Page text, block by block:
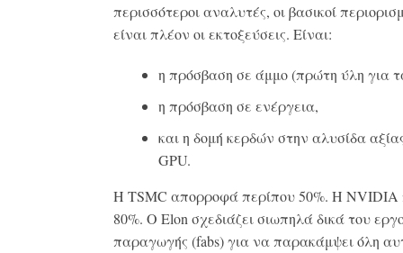
περισσότεροι αναλυτές, οι βασικοί
είναι πλέον οι εκτοξεύσεις. Είναι:
η πρόσβαση σε άμμο (πρώτη ύλη για
η πρόσβαση σε ενέργεια,
και η δομή κερδών στην αλυσίδα
GPU.
Η TSMC απορροφά περίπου 50%. Η NVIDIA
80%. Ο Elon σχεδιάζει σιωπηλά δικά του
παραγωγής (fabs) για να παρακάμψει όλη